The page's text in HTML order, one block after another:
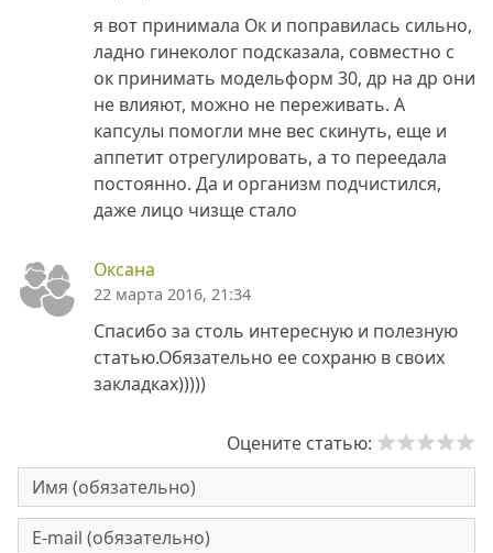
я вот принимала Ок и поправилась сильно,
ладно гинеколог подсказала, совместно с
ок принимать модельформ 30, др на др они
не влияют, можно не переживать. А
капсулы помогли мне вес скинуть, еще и
аппетит отрегулировать, а то переедала
постоянно. Да и организм подчистился,
даже лицо чизще стало
Оксана
22 марта 2016, 21:34
Спасибо за столь интересную и полезную
статью.Обязательно ее сохраню в своих
закладках)))))
Оцените статью: